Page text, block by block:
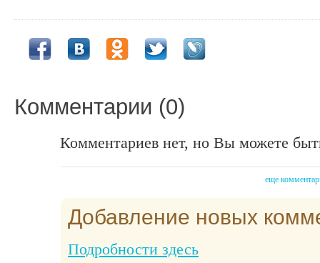
Комментарии (0)
Комментариев нет, но Вы можете
еще
Добавление новых
Подробности здесь